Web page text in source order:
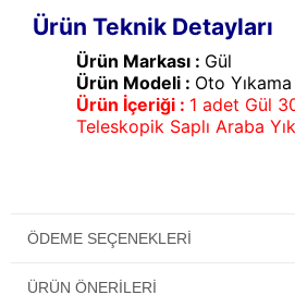
Ürün Teknik Detayları
Ürün Markası : Gül
Ürün Modeli : Oto
Ürün İçeriği : 1 adet Gül
Teleskopik Saplı Araba
ÖDEME SEÇENEKLERI
ÜRÜN ÖNERILERI